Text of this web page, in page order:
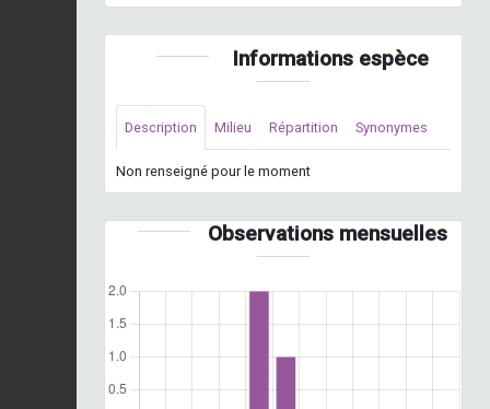
Informations espèce
Description Milieu Répartition Synonymes
Non renseigné pour le moment
Observations mensuelles